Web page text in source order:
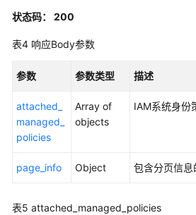
限
-
DeletePermissionSet
集
-
状态码： 200
表4 响应Body参数
参数 参数类型 描述
attached_
managed_
policies
Array of
objects
IAM系统身份
page_info Object 包含分页信息
表5 attached_managed_policies